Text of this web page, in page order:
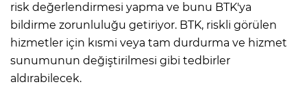
risk değerlendirmesi yapma ve bunu BTK'ya
bildirme zorunluluğu getiriyor. BTK, riskli görülen
hizmetler için kısmi veya tam durdurma ve hizmet
sunumunun değiştirilmesi gibi tedbirler
aldırabilecek.